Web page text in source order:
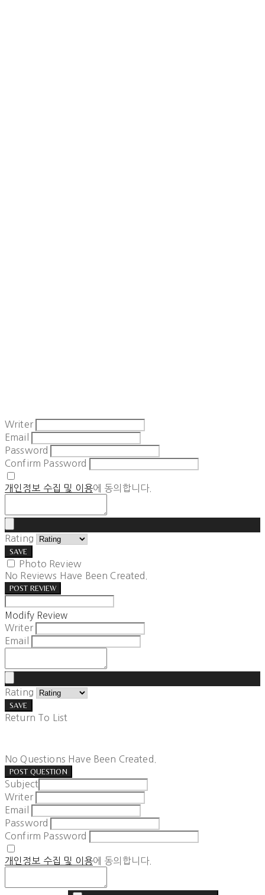
Writer
Email
Password
Confirm Password
개인정보 수집 및 이용에 동의합니다.
Rating
SAVE
Photo Review
No Reviews Have Been Created.
POST REVIEW
Modify Review
Writer
Email
Rating
SAVE
Return To List
No Questions Have Been Created.
POST QUESTION
Subject
Writer
Email
Password
Confirm Password
개인정보 수집 및 이용에 동의합니다.